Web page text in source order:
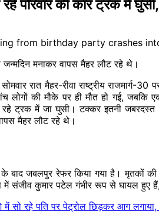
रहे परिवार की कार ट्रक में
मनाकर वापस मैहर लौट रहे थे।
रात मैहर-रीवा राष्ट्रीय राजमार्ग-
लोगों की मौके पर ही मौत हो गई,
ट्रक में जा घुसी। टक्कर इतनी जबरदस्त
मैहर लौट रहे थे।
के बाद जबलपुर रेफर किया गया है। मृतकों
में संजीव कुमार पटेल गंभीर रूप से घायल हुए
रहे पति पर पेट्रोल छिड़कर आग लगाया,